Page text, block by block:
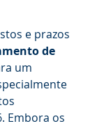
e prazos
de
um
Embora os